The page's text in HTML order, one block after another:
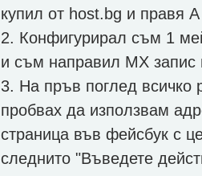
купил от host.bg и правя
2. Конфигурирал съм 1
и съм направил MX
3. На пръв поглед всичко
пробвах да използвам
страница във фейсбук с
следнито "Въведете